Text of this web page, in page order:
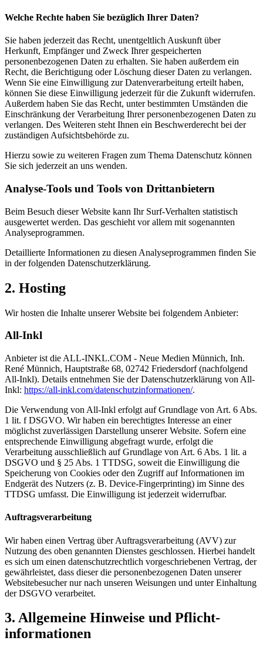
Welche Rechte haben Sie bezüglich Ihrer Daten?
Sie haben jederzeit das Recht, unentgeltlich Auskunft über
Herkunft, Empfänger und Zweck Ihrer gespeicherten
personenbezogenen Daten zu erhalten. Sie haben außerdem ein
Recht, die Berichtigung oder Löschung dieser Daten zu verlangen.
Wenn Sie eine Einwilligung zur Datenverarbeitung erteilt haben,
können Sie diese Einwilligung jederzeit für die Zukunft widerrufen.
Außerdem haben Sie das Recht, unter bestimmten Umständen die
Einschränkung der Verarbeitung Ihrer personenbezogenen Daten zu
verlangen. Des Weiteren steht Ihnen ein Beschwerderecht bei der
zuständigen Aufsichtsbehörde zu.
Hierzu sowie zu weiteren Fragen zum Thema Datenschutz können
Sie sich jederzeit an uns wenden.
Analyse-Tools und Tools von Dritt­anbietern
Beim Besuch dieser Website kann Ihr Surf-Verhalten statistisch
ausgewertet werden. Das geschieht vor allem mit sogenannten
Analyseprogrammen.
Detaillierte Informationen zu diesen Analyseprogrammen finden Sie
in der folgenden Datenschutzerklärung.
2. Hosting
Wir hosten die Inhalte unserer Website bei folgendem Anbieter:
All-Inkl
Anbieter ist die ALL-INKL.COM - Neue Medien Münnich, Inh.
René Münnich, Hauptstraße 68, 02742 Friedersdorf (nachfolgend
All-Inkl). Details entnehmen Sie der Datenschutzerklärung von All-
Inkl: https://all-inkl.com/datenschutzinformationen/.
Die Verwendung von All-Inkl erfolgt auf Grundlage von Art. 6 Abs.
1 lit. f DSGVO. Wir haben ein berechtigtes Interesse an einer
möglichst zuverlässigen Darstellung unserer Website. Sofern eine
entsprechende Einwilligung abgefragt wurde, erfolgt die
Verarbeitung ausschließlich auf Grundlage von Art. 6 Abs. 1 lit. a
DSGVO und § 25 Abs. 1 TTDSG, soweit die Einwilligung die
Speicherung von Cookies oder den Zugriff auf Informationen im
Endgerät des Nutzers (z. B. Device-Fingerprinting) im Sinne des
TTDSG umfasst. Die Einwilligung ist jederzeit widerrufbar.
Auftragsverarbeitung
Wir haben einen Vertrag über Auftragsverarbeitung (AVV) zur
Nutzung des oben genannten Dienstes geschlossen. Hierbei handelt
es sich um einen datenschutzrechtlich vorgeschriebenen Vertrag, der
gewährleistet, dass dieser die personenbezogenen Daten unserer
Websitebesucher nur nach unseren Weisungen und unter Einhaltung
der DSGVO verarbeitet.
3. Allgemeine Hinweise und Pflicht­
informationen